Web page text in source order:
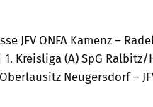
JFV ONFA Kamenz –
Kreisliga (A) SpG
Neugersdorf –